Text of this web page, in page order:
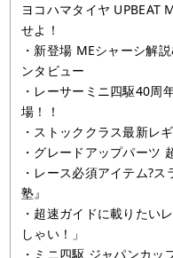
ヨコハマタイヤ UPBEAT
せよ！
・新登場 MEシャーシ解
ンタビュー
・レーサーミニ四駆40周
場！！
・ストッククラス最新レ
・グレードアップパーツ
・レース必須アイテム?
塾』
・超速ガイドに載りたい
しゃい！」
・ミニ四駆 ジャパンカッ